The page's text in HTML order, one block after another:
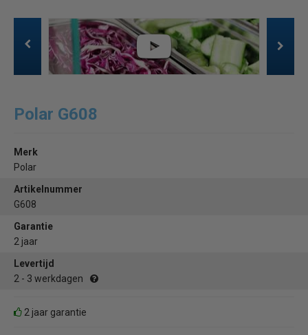
Polar G608
Merk
Polar
Artikelnummer
G608
Garantie
2 jaar
Levertijd
2 - 3 werkdagen
2 jaar garantie